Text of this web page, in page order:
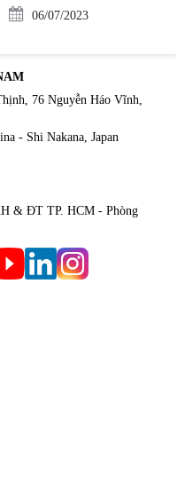
06/07/2023
76 Nguyễn Háo Vĩnh,
- Shi Nakana, Japan
& ĐT TP. HCM - Phòng